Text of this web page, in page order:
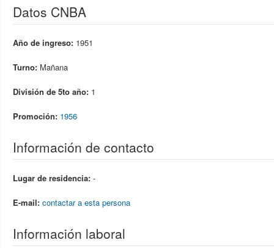
Datos CNBA
Año de ingreso: 1951
Turno: Mañana
División de 5to año: 1
Promoción: 1956
Información de contacto
Lugar de residencia: -
E-mail: contactar a esta persona
Información laboral